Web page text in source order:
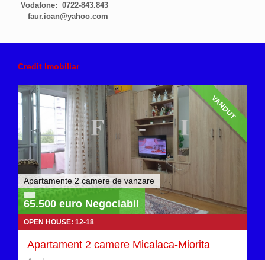
Vodafone: 0722-843.843
faur.ioan@yahoo.com
Credit Imobiliar
VANDUT
Apartamente 2 camere de vanzare
65.500 euro Negociabil
OPEN HOUSE: 12-18
Apartament 2 camere Micalaca-Miorita